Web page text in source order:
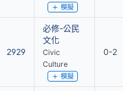
模擬
2929
必修-公民
文化
Civic
Culture
模擬
0-2